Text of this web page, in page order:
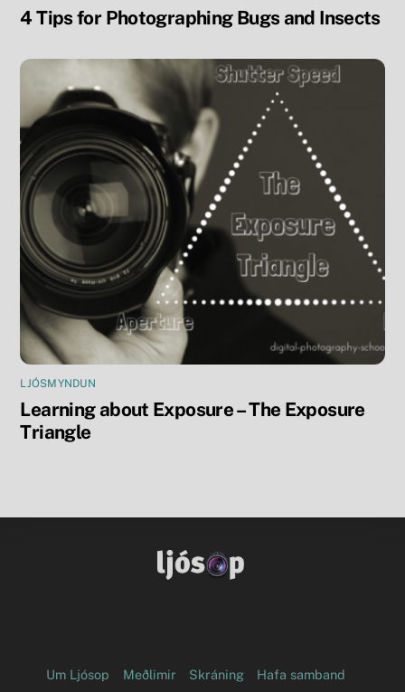
4 Tips for Photographing Bugs and Insects
LJÓSMYNDUN
Learning about Exposure – The Exposure
Triangle
FacebookFlickr
Um Ljósop Meðlimir Skráning Hafa samband